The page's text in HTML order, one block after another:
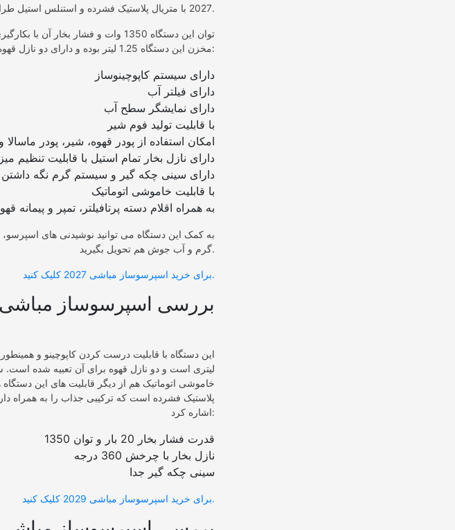
2027 با متریال پلاستیک فشرده و استنلس استیل طراحی شده است و از دوام و مقاومت خوبی برخوردار است.
مخزن این دستگاه 1.25 لیتر بوده و دارای دو نازل قهوه است. مشخصات فنی این دستگاه به شرح زیر است:
دارای سیستم کاپوچینوساز
دارای فیلتر آب
دارای نمایشگر سطح آب
با قابلیت تولید فوم شیر
امکان استفاده از پودر قهوه، شیر، پودر
دارای نازل بخار تمام استیل با قابلیت تنظیم
دارای سینی چکه گیر و سیستم گرم نگه داشتن
با قابلیت خاموشی اتوماتیک
به همراه اقلام دسته پرتافیلتر، تمپر و پیمانه
به کمک این دستگاه می توانید نوشیدنی های اسپرسو،
گرم و آب جوش هم تحویل بگیرید.
برای خرید اسپرسوساز مباشی 2027 کلیک کنید.
2. بررسی اسپرسوساز مباشی 2029
لیتری است و دو نازل قهوه برای آن تعبیه شده
پلاستیک فشرده است که ترکیبی جذاب را به همراه
اشاره کرد:
قدرت فشار بخار 20 بار و توان 1350
نازل بخار با چرخش 360 درجه
سینی چکه گیر جدا
برای خرید اسپرسوساز مباشی 2029 کلیک کنید.